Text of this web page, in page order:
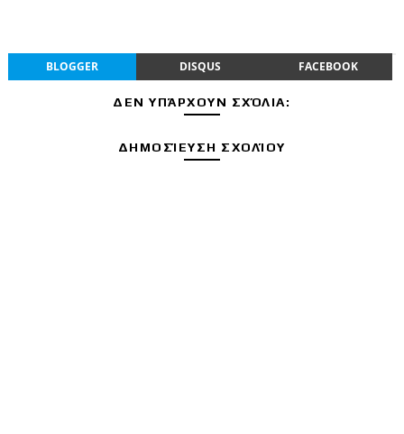
BLOGGER DISQUS FACEBOOK
ΔΕΝ ΥΠΆΡΧΟΥΝ ΣΧΌΛΙΑ:
ΔΗΜΟΣΊΕΥΣΗ ΣΧΟΛΊΟΥ